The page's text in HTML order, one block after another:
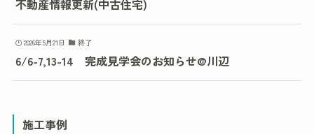
不動産情報更新(中古住宅)
2026年5月21日 終了
6/6-7,13-14 完成見学会のお知らせ@川辺
施工事例